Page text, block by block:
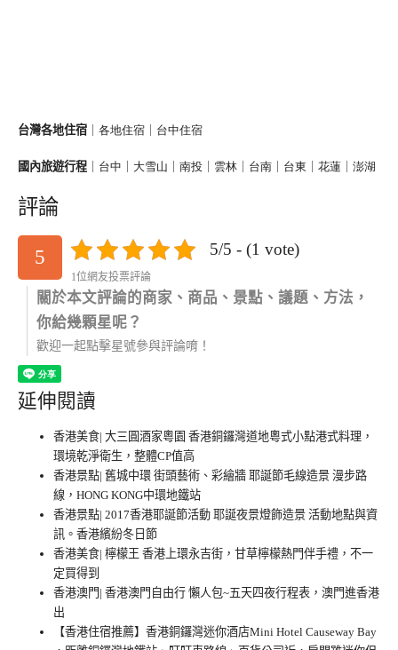
台灣各地住宿 各地住宿 台中住宿
國內旅遊行程 台中 大雪山 南投 雲林 台南 台東 花蓮 澎湖
評論
5 5/5 - (1 vote)
1位網友投票評論
關於本文評論的商家、商品、景點、議題、方法，
你給幾顆星呢？
歡迎一起點擊星號參與評論唷！
延伸閱讀
香港美食| 大三圓酒家粵園 香港銅鑼灣道地粵式小點港式料理，
環境乾淨衛生，整體CP值高
香港景點| 舊城中環 街頭藝術、彩繪牆 耶誕節毛線造景 漫步路
線，HONG KONG中環地鐵站
香港景點| 2017香港耶誕節活動 耶誕夜景燈飾造景 活動地點與資
訊。香港繽紛冬日節
香港美食| 檸檬王 香港上環永吉街，甘草檸檬熱門伴手禮，不一
定買得到
香港澳門| 香港澳門自由行 懶人包~五天四夜行程表，澳門進香港
出
【香港住宿推薦】香港銅鑼灣迷你酒店Mini Hotel Causeway Bay